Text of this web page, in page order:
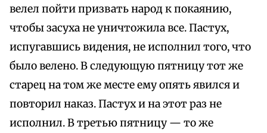
велел пойти призвать народ к покаянию,
чтобы засуха не уничтожила все. Пастух,
испугавшись видения, не исполнил того, что
было велено. В следующую пятницу тот же
старец на том же месте ему опять явился и
повторил наказ. Пастух и на этот раз не
исполнил. В третью пятницу — то же